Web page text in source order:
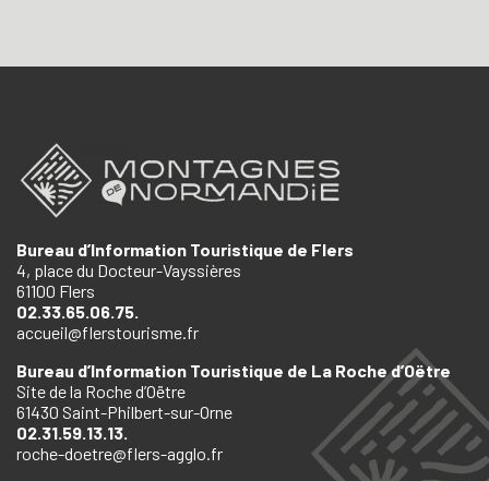
Bureau d’Information Touristique de Flers
4, place du Docteur-Vayssières
61100 Flers
02.33.65.06.75.
accueil@flerstourisme.fr
Bureau d’Information Touristique de La Roche d’Oëtre
Site de la Roche d’Oëtre
61430 Saint-Philbert-sur-Orne
02.31.59.13.13.
roche-doetre@flers-agglo.fr